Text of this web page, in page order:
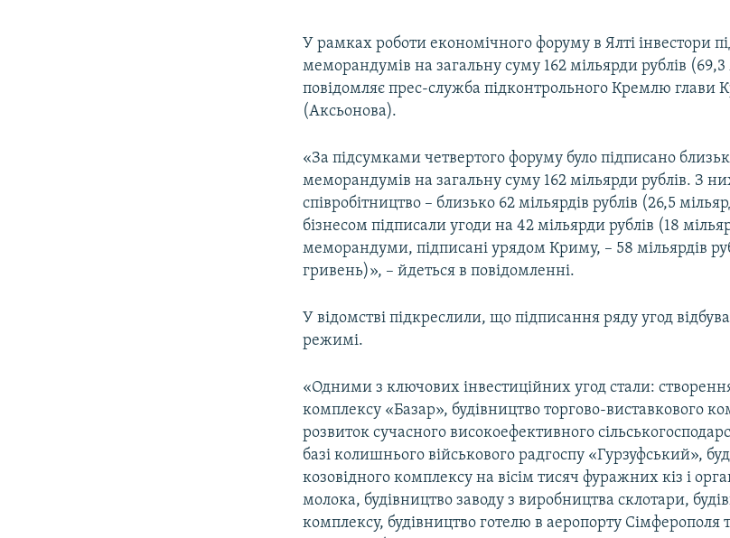
У рамках роботи економічного форуму в Ялті інвестори
меморандумів на загальну суму 162 мільярди рублів
повідомляє прес-служба підконтрольного Кремлю глави
(Аксьонова).
«За підсумками четвертого форуму було підписано
меморандумів на загальну суму 162 мільярди рублів. З
співробітництво – близько 62 мільярдів рублів (26,5
бізнесом підписали угоди на 42 мільярди рублів (18
меморандуми, підписані урядом Криму, – 58 мільярдів
гривень)», – йдеться в повідомленні.
У відомстві підкреслили, що підписання ряду угод
режимі.
«Одними з ключових інвестиційних угод стали:
комплексу «Базар», будівництво торгово-виставкового
розвиток сучасного високоефективного
базі колишнього військового радгоспу «Гурзуфський»,
козовідного комплексу на вісім тисяч фуражних кіз і
молока, будівництво заводу з виробництва склотари,
комплексу, будівництво готелю в аеропорту Сімферополя